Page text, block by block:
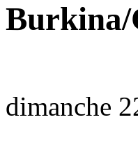
Burkina/
dimanche